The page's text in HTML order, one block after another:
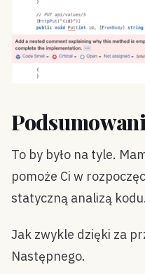
To by było na tyle.
pomoże Ci w
statyczną analizą kodu.
Jak zwykle dzięki za
Następnego.